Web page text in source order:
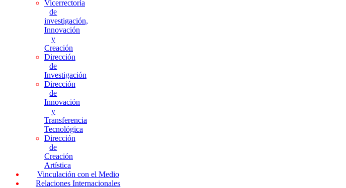
Vicerrectoría
de
investigación,
Innovación
y
Creación
Dirección
de
Investigación
Dirección
de
Innovación
y
Transferencia
Tecnológica
Dirección
de
Creación
Artística
Vinculación con el Medio
Relaciones Internacionales